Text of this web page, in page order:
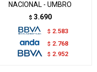
NACIONAL - UMBRO
$ 3.690
$ 2.583
$ 2.768
$ 2.952